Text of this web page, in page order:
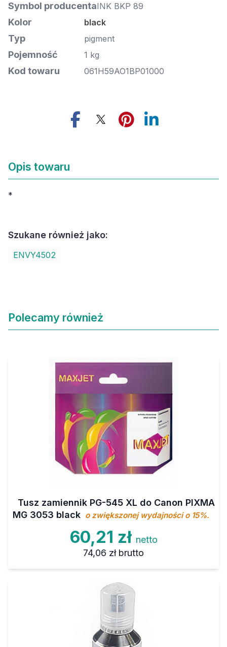
Symbol producentaINK BKP 89
Kolor black
Typ pigment
Pojemność 1 kg
Kod towaru 061H59AO1BP01000
Opis towaru
*
Szukane również jako:
ENVY4502
Polecamy również
Tusz zamiennik PG-545 XL do Canon PIXMA
MG 3053 black o zwiększonej wydajności o 15%.
60,21 zł netto
74,06 zł brutto